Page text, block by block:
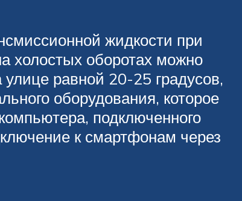
жидкости при
холостых оборотах можно
равной 20-25 градусов,
оборудования, которое
подключенного
к смартфонам через